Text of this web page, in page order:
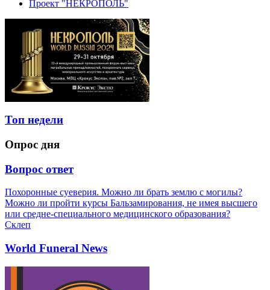
Проект "НЕКРОПОЛЬ"
Топ недели
Опрос дня
Вопрос ответ
Похоронные суеверия. Можно ли брать землю с могилы?
Можно ли пройти курсы Бальзамирования, не имея высшего
или средне-специального медицинского образования?
Склеп
World Funeral News